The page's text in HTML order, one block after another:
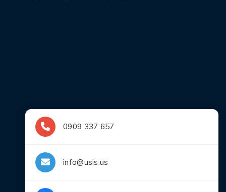
0909 337 657
info@usis.us